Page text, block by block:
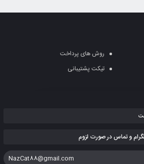
روش های پرداخت
تیکت پشتیبانی
NazCat88@gmail.com